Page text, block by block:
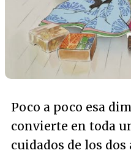
Poco a poco esa
convierte en toda
cuidados de los